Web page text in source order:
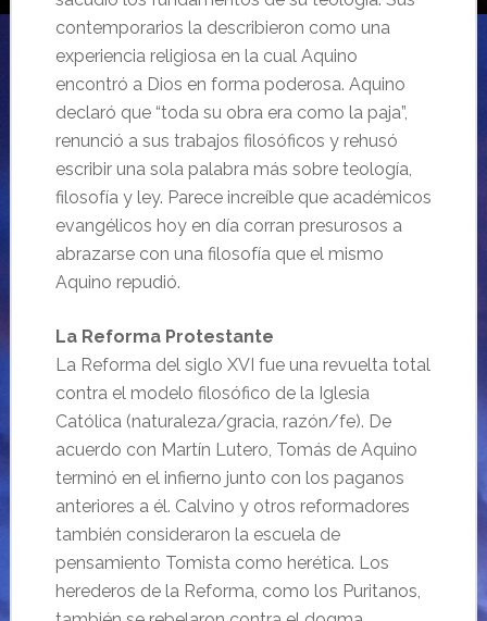
contemporarios la describieron como una
experiencia religiosa en la cual Aquino
encontró a Dios en forma poderosa. Aquino
declaró que “toda su obra era como la paja”,
renunció a sus trabajos filosóficos y rehusó
escribir una sola palabra más sobre teología,
filosofía y ley. Parece increíble que académicos
evangélicos hoy en día corran presurosos a
abrazarse con una filosofía que el mismo
Aquino repudió.
La Reforma Protestante
La Reforma del siglo XVI fue una revuelta total
contra el modelo filosófico de la Iglesia
Católica (naturaleza/gracia, razón/fe). De
acuerdo con Martín Lutero, Tomás de Aquino
terminó en el infierno junto con los paganos
anteriores a él. Calvino y otros reformadores
también consideraron la escuela de
pensamiento Tomista como herética. Los
herederos de la Reforma, como los Puritanos,